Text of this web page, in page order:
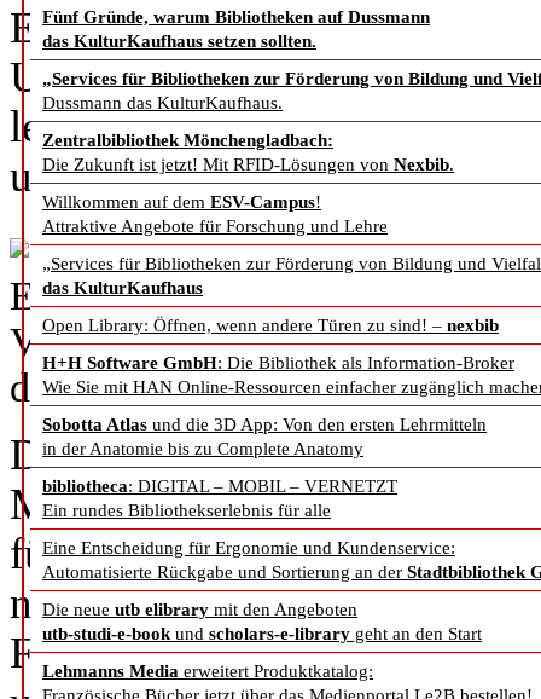
Fünf Gründe, warum Bibliotheken auf Dussmann
das KulturKaufhaus setzen sollten.
„Services für Bibliotheken zur Förderung von Bildung und
Dussmann das KulturKaufhaus.
Zentralbibliothek Mönchengladbach:
Die Zukunft ist jetzt! Mit RFID-Lösungen von Nexbib.
Willkommen auf dem ESV-Campus!
Attraktive Angebote für Forschung und Lehre
„Services für Bibliotheken zur Förderung von Bildung und
das KulturKaufhaus
Open Library: Öffnen, wenn andere Türen zu sind! – nexbib
H+H Software GmbH: Die Bibliothek als Information-Broker
Wie Sie mit HAN Online-Ressourcen einfacher zugänglich
Sobotta Atlas und die 3D App: Von den ersten Lehrmitteln
in der Anatomie bis zu Complete Anatomy
bibliotheca: DIGITAL – MOBIL – VERNETZT
Ein rundes Bibliothekserlebnis für alle
Eine Entscheidung für Ergonomie und Kundenservice:
Automatisierte Rückgabe und Sortierung an der Stadtbibliothek
Die neue utb elibrary mit den Angeboten
utb-studi-e-book und scholars-e-library geht an den Start
Lehmanns Media erweitert Produktkatalog:
Emerald ist ein
Unser Inhalt wird von
legen besonderen Wert
und auf ihre Bedürfnisse
Ein Familienunternehmen: Im
Vorsitzender von Emerald) mit
die beide bei Emerald arbeiten.
Dieses Jahr feiern wir unser
Meilenstein haben wir all
für und mit Emerald
natürlich jener, die die von
Forschungserkenntnisse